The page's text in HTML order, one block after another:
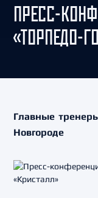
ПРЕСС-
«ТОРПЕДО-
Главные
Новгороде